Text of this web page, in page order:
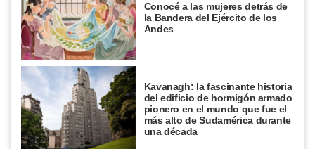
Conocé a las mujeres detrás de
la Bandera del Ejército de los
Andes
Kavanagh: la fascinante historia
del edificio de hormigón armado
pionero en el mundo que fue el
más alto de Sudamérica durante
una década